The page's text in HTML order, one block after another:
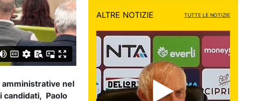
amministrative nel
candidati, Paolo
ALTRE NOTIZIE TUTTE LE NOTIZIE